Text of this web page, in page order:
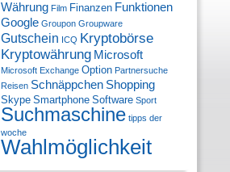
Währung Film Finanzen Funktionen
Google Groupon Groupware
Gutschein ICQ Kryptobörse
Kryptowährung Microsoft
Microsoft Exchange Option Partnersuche
Reisen Schnäppchen Shopping
Skype Smartphone Software Sport
Suchmaschine tipps der
woche
Wahlmöglichkeit